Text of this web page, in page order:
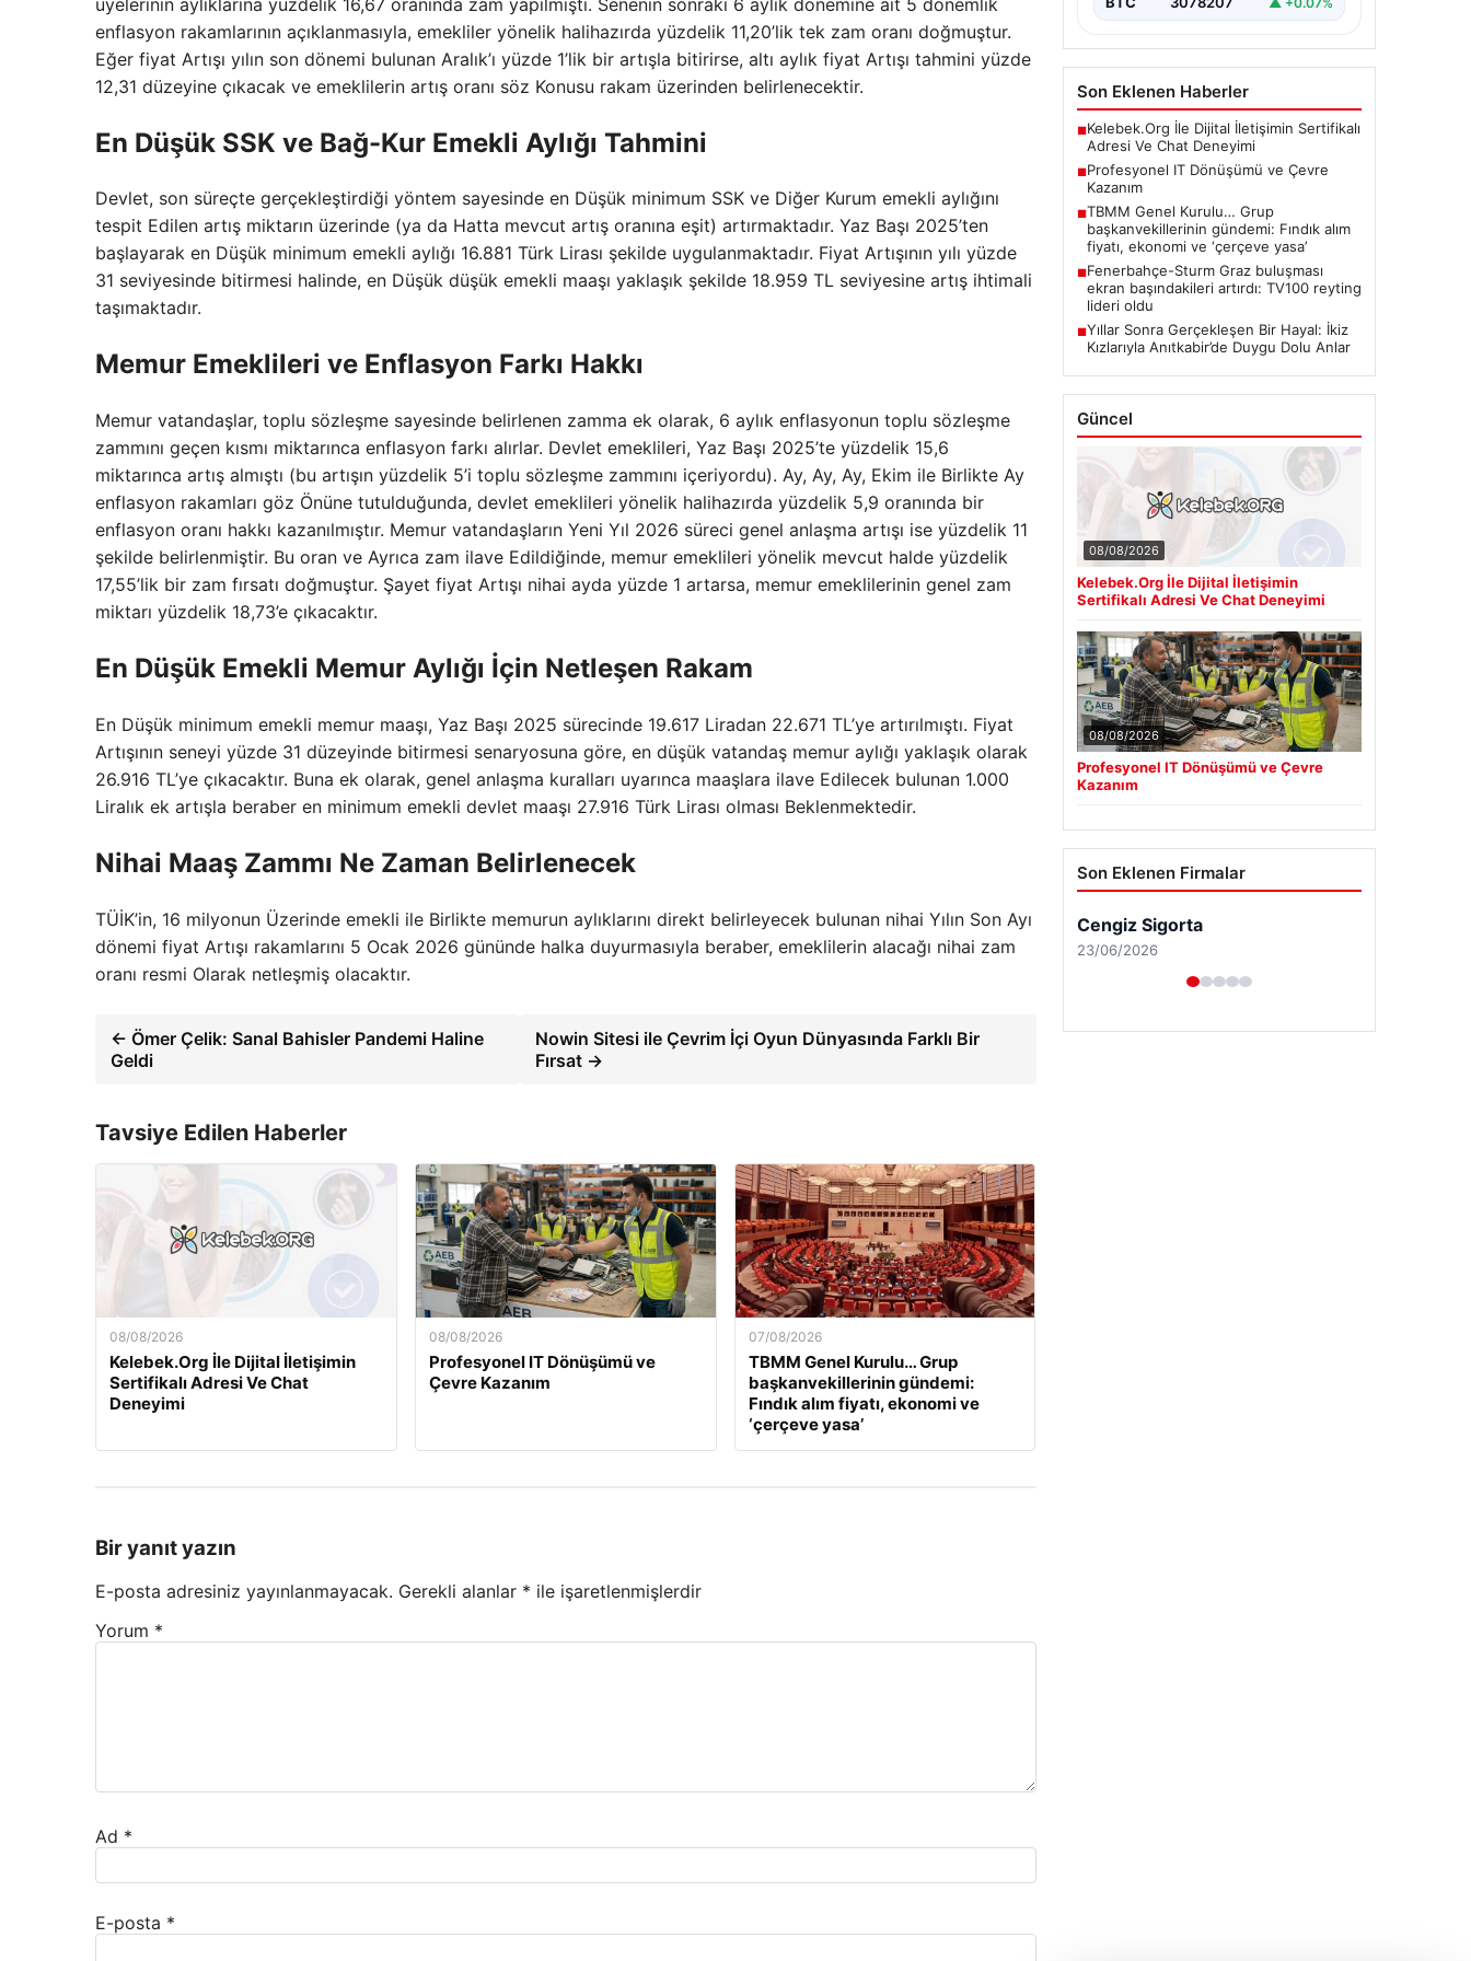
enflasyon rakamlarının açıklanmasıyla, emekliler yönelik halihazırda yüzdelik 11,20’lik tek zam oranı doğmuştur.
Eğer fiyat Artışı yılın son dönemi bulunan Aralık’ı yüzde 1’lik bir artışla bitirirse, altı aylık fiyat Artışı tahmini yüzde
12,31 düzeyine çıkacak ve emeklilerin artış oranı söz Konusu rakam üzerinden belirlenecektir.
En Düşük SSK ve Bağ-Kur Emekli Aylığı Tahmini
Devlet, son süreçte gerçekleştirdiği yöntem sayesinde en Düşük minimum SSK ve Diğer Kurum emekli aylığını
tespit Edilen artış miktarın üzerinde (ya da Hatta mevcut artış oranına eşit) artırmaktadır. Yaz Başı 2025’ten
başlayarak en Düşük minimum emekli aylığı 16.881 Türk Lirası şekilde uygulanmaktadır. Fiyat Artışının yılı yüzde
31 seviyesinde bitirmesi halinde, en Düşük düşük emekli maaşı yaklaşık şekilde 18.959 TL seviyesine artış ihtimali
taşımaktadır.
Memur Emeklileri ve Enflasyon Farkı Hakkı
Memur vatandaşlar, toplu sözleşme sayesinde belirlenen zamma ek olarak, 6 aylık enflasyonun toplu sözleşme
zammını geçen kısmı miktarınca enflasyon farkı alırlar. Devlet emeklileri, Yaz Başı 2025’te yüzdelik 15,6
miktarınca artış almıştı (bu artışın yüzdelik 5’i toplu sözleşme zammını içeriyordu). Ay, Ay, Ay, Ekim ile Birlikte Ay
enflasyon rakamları göz Önüne tutulduğunda, devlet emeklileri yönelik halihazırda yüzdelik 5,9 oranında bir
enflasyon oranı hakkı kazanılmıştır. Memur vatandaşların Yeni Yıl 2026 süreci genel anlaşma artışı ise yüzdelik 11
şekilde belirlenmiştir. Bu oran ve Ayrıca zam ilave Edildiğinde, memur emeklileri yönelik mevcut halde yüzdelik
17,55’lik bir zam fırsatı doğmuştur. Şayet fiyat Artışı nihai ayda yüzde 1 artarsa, memur emeklilerinin genel zam
miktarı yüzdelik 18,73’e çıkacaktır.
En Düşük Emekli Memur Aylığı İçin Netleşen Rakam
En Düşük minimum emekli memur maaşı, Yaz Başı 2025 sürecinde 19.617 Liradan 22.671 TL’ye artırılmıştı. Fiyat
Artışının seneyi yüzde 31 düzeyinde bitirmesi senaryosuna göre, en düşük vatandaş memur aylığı yaklaşık olarak
26.916 TL’ye çıkacaktır. Buna ek olarak, genel anlaşma kuralları uyarınca maaşlara ilave Edilecek bulunan 1.000
Liralık ek artışla beraber en minimum emekli devlet maaşı 27.916 Türk Lirası olması Beklenmektedir.
Nihai Maaş Zammı Ne Zaman Belirlenecek
TÜİK’in, 16 milyonun Üzerinde emekli ile Birlikte memurun aylıklarını direkt belirleyecek bulunan nihai Yılın Son Ayı
dönemi fiyat Artışı rakamlarını 5 Ocak 2026 gününde halka duyurmasıyla beraber, emeklilerin alacağı nihai zam
oranı resmi Olarak netleşmiş olacaktır.
← Ömer Çelik: Sanal Bahisler Pandemi Haline
Geldi
Nowin Sitesi ile Çevrim İçi Oyun Dünyasında Farklı Bir
Fırsat →
Tavsiye Edilen Haberler
08/08/2026
Kelebek.Org İle Dijital İletişimin
Sertifikalı Adresi Ve Chat
Deneyimi
08/08/2026
Profesyonel IT Dönüşümü ve
Çevre Kazanım
07/08/2026
TBMM Genel Kurulu… Grup
başkanvekillerinin gündemi:
Fındık alım fiyatı, ekonomi ve
‘çerçeve yasa’
Bir yanıt yazın
E-posta adresiniz yayınlanmayacak. Gerekli alanlar * ile işaretlenmişlerdir
Yorum *
Ad *
E-posta *
Son Eklenen Haberler
■Kelebek.Org İle Dijital İletişimin Sertifikalı
Adresi Ve Chat Deneyimi
■Profesyonel IT Dönüşümü ve Çevre
Kazanım
■TBMM Genel Kurulu… Grup
başkanvekillerinin gündemi: Fındık alım
fiyatı, ekonomi ve ‘çerçeve yasa’
■Fenerbahçe-Sturm Graz buluşması
ekran başındakileri artırdı: TV100 reyting
lideri oldu
■Yıllar Sonra Gerçekleşen Bir Hayal: İkiz
Kızlarıyla Anıtkabir’de Duygu Dolu Anlar
Güncel
08/08/2026
Kelebek.Org İle Dijital İletişimin
Sertifikalı Adresi Ve Chat Deneyimi
08/08/2026
Profesyonel IT Dönüşümü ve Çevre
Kazanım
Son Eklenen Firmalar